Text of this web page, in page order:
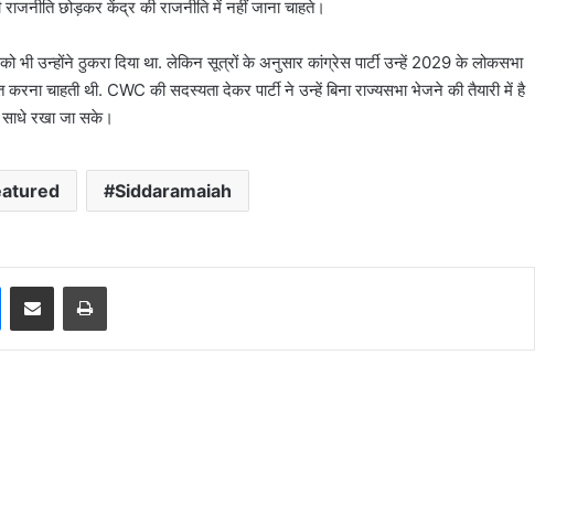
छोड़कर केंद्र की राजनीति में नहीं जाना चाहते।
भी उन्होंने ठुकरा दिया था. लेकिन सूत्रों के अनुसार कांग्रेस पार्टी उन्हें 2029 के लोकसभा
चाहती थी. CWC की सदस्यता देकर पार्टी ने उन्हें बिना राज्यसभा भेजने की तैयारी में है
रखा जा सके।
Siddaramaiah
Messenger
Share via Email Print